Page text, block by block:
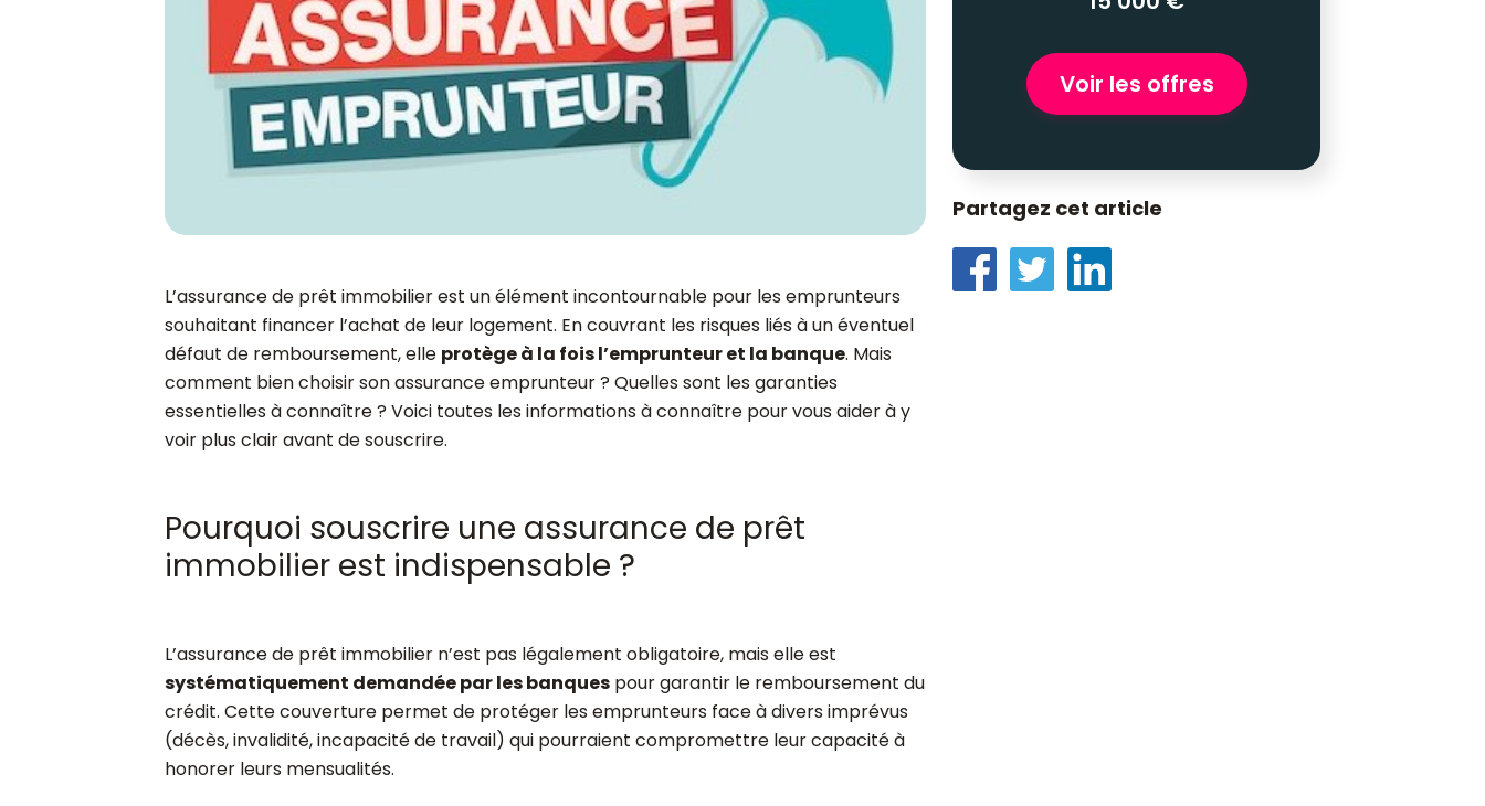
L’assurance de prêt immobilier est un élément incontournable pour les emprunteurs
souhaitant financer l’achat de leur logement. En couvrant les risques liés à un éventuel
défaut de remboursement, elle protège à la fois l’emprunteur et la banque. Mais
comment bien choisir son assurance emprunteur ? Quelles sont les garanties
essentielles à connaître ? Voici toutes les informations à connaître pour vous aider à y
voir plus clair avant de souscrire.
Pourquoi souscrire une assurance de prêt
immobilier est indispensable ?
L’assurance de prêt immobilier n’est pas légalement obligatoire, mais elle est
systématiquement demandée par les banques pour garantir le remboursement du
crédit. Cette couverture permet de protéger les emprunteurs face à divers imprévus
(décès, invalidité, incapacité de travail) qui pourraient compromettre leur capacité à
honorer leurs mensualités.
Voir les offres
Partagez cet article